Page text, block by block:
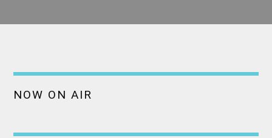
NOW ON AIR